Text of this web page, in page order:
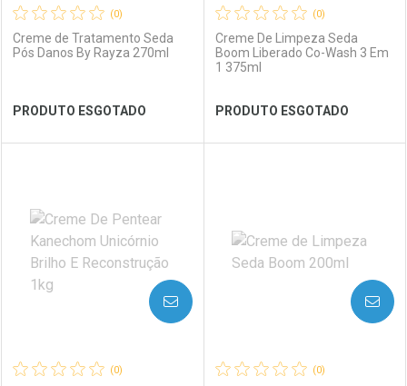
Ver Desconto Convênio Ver Desconto Convênio
(0)
Creme de Tratamento Seda
Pós Danos By Rayza 270ml
PRODUTO ESGOTADO
Laboratório
Por Menos
(0)
Creme De Limpeza Seda
Boom Liberado Co-Wash 3 Em
1 375ml
PRODUTO ESGOTADO
(0)
AVISE-ME
(0)
AVISE-ME